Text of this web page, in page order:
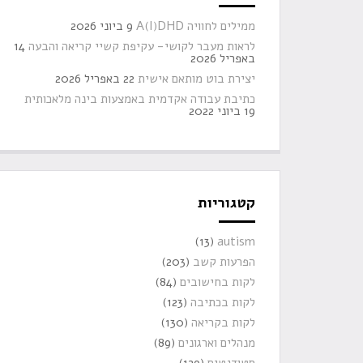
ממילים לחוויה A(I)DHD
9 ביוני 2026
לראות מעבר לקושי- עקיפת קשיי קריאה והבעה 14
באפריל 2026
יצירת בוט מותאם אישית 22 באפריל 2026
כתיבת עבודה אקדמית באמצעות בינה מלאכותית
19 ביוני 2022
קטגוריות
autism
(13)
הפרעות קשב (203)
לקות בחישובים (84)
לקות בכתיבה (123)
לקות בקריאה (130)
מנהלים וארגונים (89)